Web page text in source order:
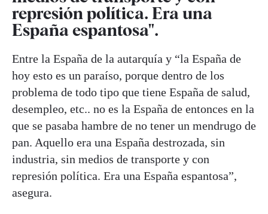
represión política. Era una
España espantosa".
Entre la España de la autarquía y “la España de
hoy esto es un paraíso, porque dentro de los
problema de todo tipo que tiene España de salud,
desempleo, etc.. no es la España de entonces en la
que se pasaba hambre de no tener un mendrugo de
pan. Aquello era una España destrozada, sin
industria, sin medios de transporte y con
represión política. Era una España espantosa”,
asegura.